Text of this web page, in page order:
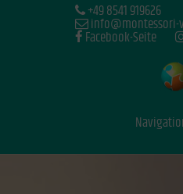
+49 8541 919626
Facebook-Seite